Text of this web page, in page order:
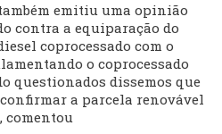
emitiu uma opinião
contra a equiparação do
coprocessado com o
o coprocessado
questionados dissemos que
a parcela renovável
comentou